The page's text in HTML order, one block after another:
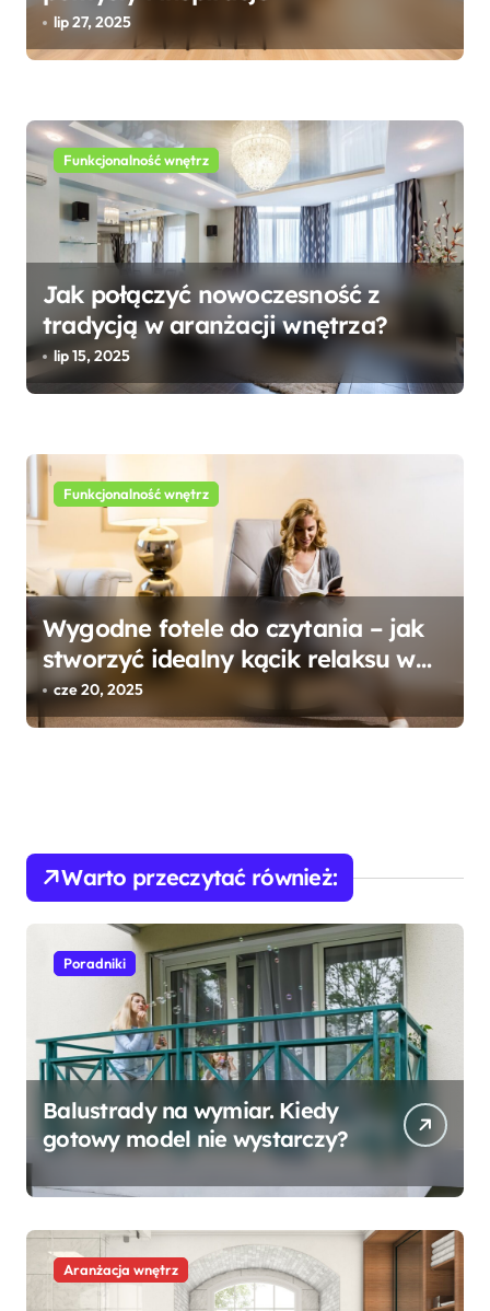
i
s
lip 27, 2025
Funkcjonalność wnętrz
Jak połączyć nowoczesność z
tradycją w aranżacji wnętrza?
lip 15, 2025
Funkcjonalność wnętrz
Wygodne fotele do czytania – jak
stworzyć idealny kącik relaksu w
domowym zaciszu?
cze 20, 2025
Warto przeczytać również:
Poradniki
Balustrady na wymiar. Kiedy
gotowy model nie wystarczy?
Aranżacja wnętrz